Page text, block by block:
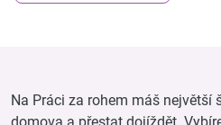
Na Práci za rohem máš největší
domova a přestat dojíždět.